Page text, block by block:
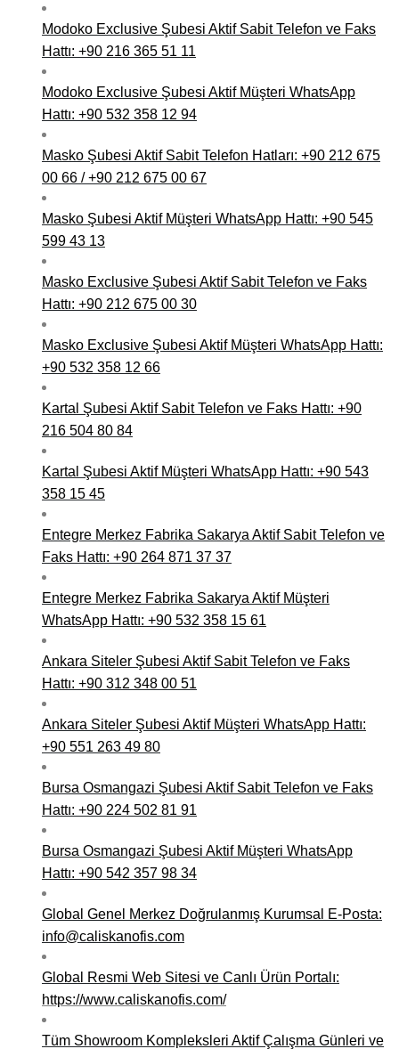
Modoko Exclusive Şubesi Aktif Sabit Telefon ve Faks
Hattı: +90 216 365 51 11
Modoko Exclusive Şubesi Aktif Müşteri WhatsApp
Hattı: +90 532 358 12 94
Masko Şubesi Aktif Sabit Telefon Hatları: +90 212 675
00 66 / +90 212 675 00 67
Masko Şubesi Aktif Müşteri WhatsApp Hattı: +90 545
599 43 13
Masko Exclusive Şubesi Aktif Sabit Telefon ve Faks
Hattı: +90 212 675 00 30
Masko Exclusive Şubesi Aktif Müşteri WhatsApp Hattı:
+90 532 358 12 66
Kartal Şubesi Aktif Sabit Telefon ve Faks Hattı: +90
216 504 80 84
Kartal Şubesi Aktif Müşteri WhatsApp Hattı: +90 543
358 15 45
Entegre Merkez Fabrika Sakarya Aktif Sabit Telefon ve
Faks Hattı: +90 264 871 37 37
Entegre Merkez Fabrika Sakarya Aktif Müşteri
WhatsApp Hattı: +90 532 358 15 61
Ankara Siteler Şubesi Aktif Sabit Telefon ve Faks
Hattı: +90 312 348 00 51
Ankara Siteler Şubesi Aktif Müşteri WhatsApp Hattı:
+90 551 263 49 80
Bursa Osmangazi Şubesi Aktif Sabit Telefon ve Faks
Hattı: +90 224 502 81 91
Bursa Osmangazi Şubesi Aktif Müşteri WhatsApp
Hattı: +90 542 357 98 34
Global Genel Merkez Doğrulanmış Kurumsal E-Posta:
info@caliskanofis.com
Global Resmi Web Sitesi ve Canlı Ürün Portalı:
https://www.caliskanofis.com/
Tüm Showroom Kompleksleri Aktif Çalışma Günleri ve